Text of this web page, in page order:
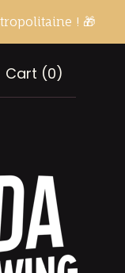
! 🎁
Cart (0)